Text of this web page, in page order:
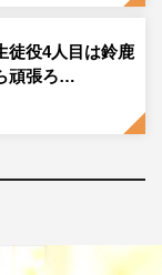
し私だったら、
げずにちゃんと
いました」と語
ときに、監督か
と思っているの
っていただい
徒役4人目は鈴鹿
頑張ろ…